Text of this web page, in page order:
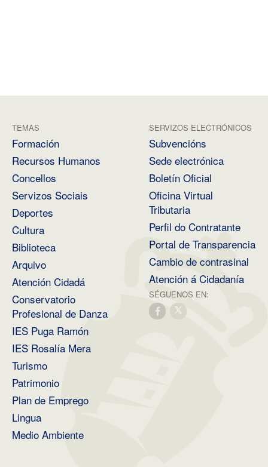
TEMAS
Formación
Recursos Humanos
Concellos
Servizos Sociais
Deportes
Cultura
Biblioteca
Arquivo
Atención Cidadá
Conservatorio
Profesional de Danza
IES Puga Ramón
IES Rosalía Mera
Turismo
Patrimonio
Plan de Emprego
Lingua
Medio Ambiente
SERVIZOS ELECTRÓNICOS
Subvencións
Sede electrónica
Boletín Oficial
Oficina Virtual
Tributaria
Perfil do Contratante
Portal de Transparencia
Cambio de contrasinal
Atención á Cidadanía
SÉGUENOS EN: